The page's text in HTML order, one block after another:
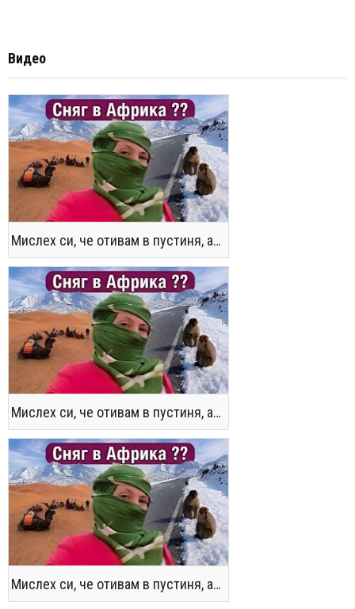
Видео
Мислех си, че отивам в пустиня, а се озовах в снега !! / Not the Morocco You Know
Мислех си, че отивам в пустиня, а се озовах в снега !! / Not the Morocco You Know
Мислех си, че отивам в пустиня, а се озовах в снега !! / Not the Morocco You Know